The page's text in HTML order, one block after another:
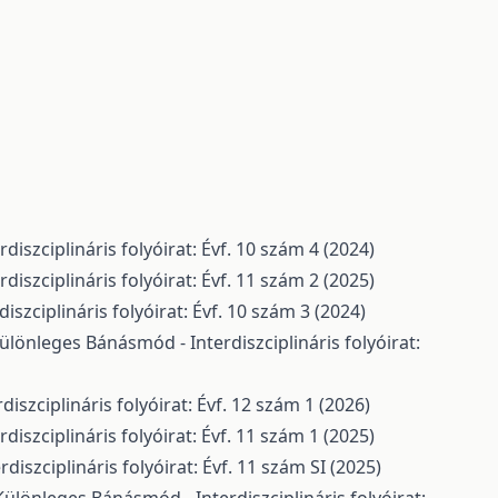
folyóirat: Évf. 10 szám 4 (2024)
folyóirat: Évf. 11 szám 2 (2025)
folyóirat: Évf. 10 szám 3 (2024)
Bánásmód - Interdiszciplináris folyóirat:
folyóirat: Évf. 12 szám 1 (2026)
folyóirat: Évf. 11 szám 1 (2025)
folyóirat: Évf. 11 szám SI (2025)